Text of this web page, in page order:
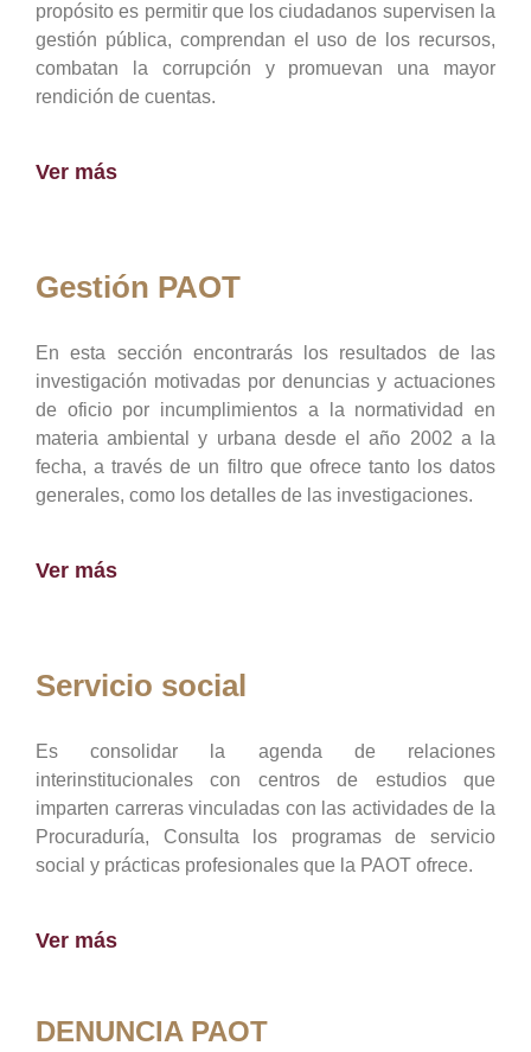
propósito es permitir que los ciudadanos supervisen la
gestión pública, comprendan el uso de los recursos,
combatan la corrupción y promuevan una mayor
rendición de cuentas.
Ver más
Gestión PAOT
En esta sección encontrarás los resultados de las
investigación motivadas por denuncias y actuaciones
de oficio por incumplimientos a la normatividad en
materia ambiental y urbana desde el año 2002 a la
fecha, a través de un filtro que ofrece tanto los datos
generales, como los detalles de las investigaciones.
Ver más
Servicio social
Es consolidar la agenda de relaciones
interinstitucionales con centros de estudios que
imparten carreras vinculadas con las actividades de la
Procuraduría, Consulta los programas de servicio
social y prácticas profesionales que la PAOT ofrece.
Ver más
DENUNCIA PAOT